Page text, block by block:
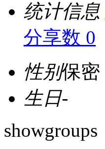
统计信息
分享数 0
性别保密
生日-
showgroups